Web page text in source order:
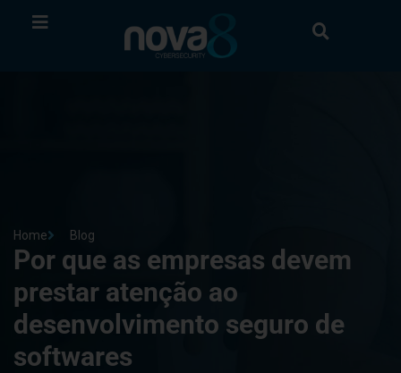
Home Blog
Por que as empresas devem
prestar atenção ao
desenvolvimento seguro de
softwares